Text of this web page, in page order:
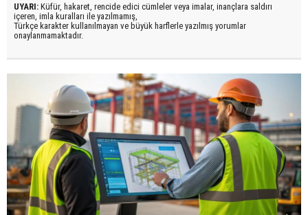
UYARI: Küfür, hakaret, rencide edici cümleler veya imalar, inançlara saldırı
içeren, imla kuralları ile yazılmamış,
Türkçe karakter kullanılmayan ve büyük harflerle yazılmış yorumlar
onaylanmamaktadır.